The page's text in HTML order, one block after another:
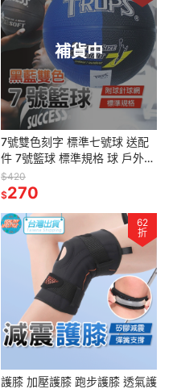
補貨中
7號雙色刻字 標準七號球 送配
件 7號籃球 標準規格 球 戶外運
動 成功 S40172B S40172B1
電子發票
$420
$270
62
折
護膝 加壓護膝 跑步護膝 透氣護